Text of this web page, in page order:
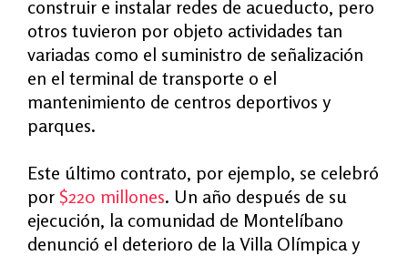
construir e instalar redes de acueducto, pero
otros tuvieron por objeto actividades tan
variadas como el suministro de señalización
en el terminal de transporte o el
mantenimiento de centros deportivos y
parques.
Este último contrato, por ejemplo, se celebró
por $220 millones. Un año después de su
ejecución, la comunidad de Montelíbano
denunció el deterioro de la Villa Olímpica y